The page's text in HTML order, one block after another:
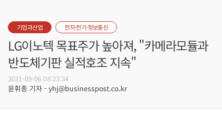
기업과산업 전자·전기·정보통신
LG이노텍 목표주가 높아져, "카메라모듈과
반도체기판 실적호조 지속"
2021-09-06 08:23:34
윤휘종 기자 - yhj@businesspost.co.kr